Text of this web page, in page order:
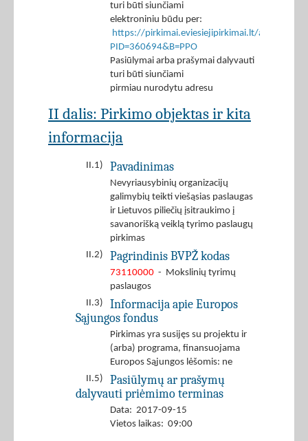
turi būti siunčiami
elektroniniu būdu per:
https://pirkimai.eviesiejipirkimai.lt/app/rfq/
PID=360694&B=PPO
Pasiūlymai arba prašymai dalyvauti
turi būti siunčiami
pirmiau nurodytu adresu
II dalis: Pirkimo objektas ir kita
informacija
II.1) Pavadinimas
Nevyriausybinių organizacijų
galimybių teikti viešąsias paslaugas
ir Lietuvos piliečių įsitraukimo į
savanorišką veiklą tyrimo paslaugų
pirkimas
II.2)
Pagrindinis BVPŽ kodas
73110000 - Mokslinių tyrimų
paslaugos
II.3)
Informacija apie Europos
Sąjungos fondus
Pirkimas yra susijęs su projektu ir
(arba) programa, finansuojama
Europos Sąjungos lėšomis: ne
II.5)
Pasiūlymų ar prašymų
dalyvauti priėmimo terminas
Data: 2017-09-15
Vietos laikas: 09:00